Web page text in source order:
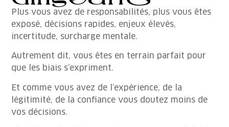
Plus vous avez de responsabilités, plus vous êtes
exposé, décisions rapides, enjeux élevés,
incertitude, surcharge mentale.
Autrement dit, vous êtes en terrain parfait pour
que les biais s’expriment.
Et comme vous avez de l’expérience, de la
légitimité, de la confiance vous doutez moins de
vos décisions.